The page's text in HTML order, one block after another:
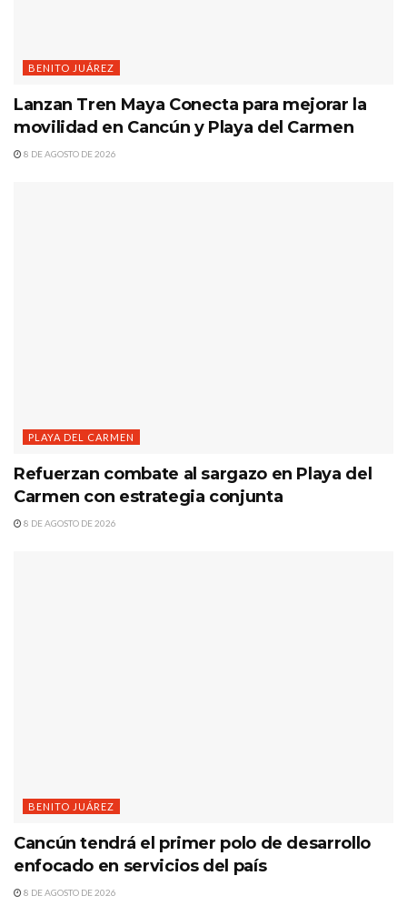
BENITO JUÁREZ
Lanzan Tren Maya Conecta para mejorar la
movilidad en Cancún y Playa del Carmen
8 DE AGOSTO DE 2026
PLAYA DEL CARMEN
Refuerzan combate al sargazo en Playa del
Carmen con estrategia conjunta
8 DE AGOSTO DE 2026
BENITO JUÁREZ
Cancún tendrá el primer polo de desarrollo
enfocado en servicios del país
8 DE AGOSTO DE 2026